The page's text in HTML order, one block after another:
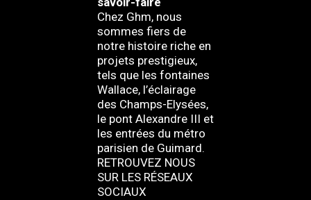
Chez Ghm, nous
sommes fiers de
notre histoire riche en
projets prestigieux,
tels que les fontaines
Wallace, l’éclairage
des Champs-Elysées,
le pont Alexandre III et
les entrées du métro
parisien de Guimard.
RETROUVEZ NOUS
SUR LES RÉSEAUX
SOCIAUX